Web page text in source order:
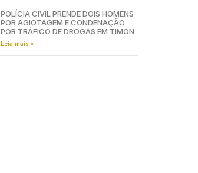
POLÍCIA CIVIL PRENDE DOIS HOMENS
POR AGIOTAGEM E CONDENAÇÃO
POR TRÁFICO DE DROGAS EM TIMON
Leia mais »